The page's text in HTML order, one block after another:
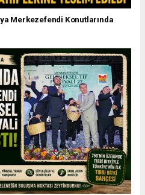
Merkezefendi Konutlarında